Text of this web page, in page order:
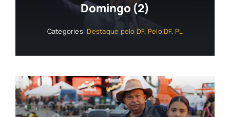
Domingo (2)
Categories: Destaque pelo DF, Pelo DF, PL